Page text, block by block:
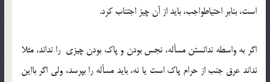
است، بنابر احتیاطواجب، باید از آن چیز اجتناب کرد.
اگر به واسطه ندانستن مسأله، نجس بودن و پاک بودن چیزی را نداند، مثلا
نداند عرق جنب از حرام پاک است یا نه، باید مسأله را بپرسد، ولی اگر بااین